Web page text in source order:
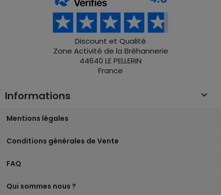
Discount et Qualité
Zone Activité de la Bréhannerie
44640 LE PELLERIN
France
Informations 
Mentions légales
Conditions générales de Vente
FAQ
Qui sommes nous ?